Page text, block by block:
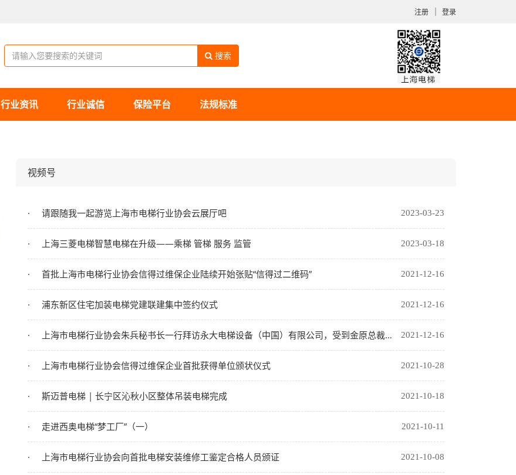
注册 ｜ 登录
搜索
行业资讯 行业诚信 保险平台 法规标准
视频号
请跟随我一起游览上海市电梯行业协会云展厅吧 2023-03-23
上海三菱电梯智慧电梯在升级——乘梯 管梯 服务 监管 2023-03-18
首批上海市电梯行业协会信得过维保企业陆续开始张贴“信得过二维码” 2021-12-16
浦东新区住宅加装电梯党建联建集中签约仪式 2021-12-16
上海市电梯行业协会朱兵秘书长一行拜访永大电梯设备（中国）有限公司，受到金原总裁、汪安国副总裁的热情接待。 2021-12-16
上海市电梯行业协会信得过维保企业首批获得单位颁状仪式 2021-10-28
斯迈普电梯 | 长宁区沁秋小区整体吊装电梯完成 2021-10-18
走进西奥电梯“梦工厂”（一） 2021-10-11
上海市电梯行业协会向首批电梯安装维修工鉴定合格人员颁证 2021-10-08